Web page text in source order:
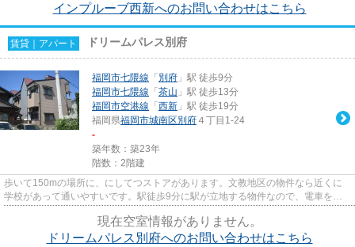
インプルーブ西新へのお問い合わせはこちら
賃貸｜アパート ドリームパレス別府
福岡市七隈線 「 別府 」駅 徒歩9分
福岡市七隈線 「 茶山 」駅 徒歩13分
福岡市空港線 「 西新 」駅 徒歩19分
福岡県福岡市城南区別府 ４丁目1-24
-
築年数：築23年
階数：2階建
歩いて150mの場所に、にしてつストアがあります。文教地区の物件なら近くに
学校があって通いやすいです。駅徒歩9分に駅が立地する物件なので、電車を多
現在空室情報がありません。
ドリームパレス別府へのお問い合わせはこちら